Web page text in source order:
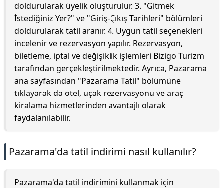
doldurularak üyelik oluşturulur. 3. "Gitmek
İstediğiniz Yer?" ve "Giriş-Çıkış Tarihleri" bölümleri
doldurularak tatil aranır. 4. Uygun tatil seçenekleri
incelenir ve rezervasyon yapılır. Rezervasyon,
biletleme, iptal ve değişiklik işlemleri Bizigo Turizm
tarafından gerçekleştirilmektedir. Ayrıca, Pazarama
ana sayfasından "Pazarama Tatil" bölümüne
tıklayarak da otel, uçak rezervasyonu ve araç
kiralama hizmetlerinden avantajlı olarak
faydalanılabilir.
Pazarama'da tatil indirimi nasıl kullanılır?
Pazarama'da tatil indirimini kullanmak için